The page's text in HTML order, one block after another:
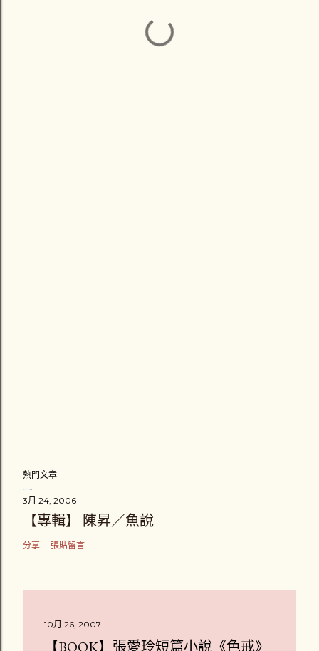
熱門文章
3月 24, 2006
【專輯】 陳昇／魚說
分享 張貼留言
10月 26, 2007
【BOOK】張愛玲短篇小說《色戒》